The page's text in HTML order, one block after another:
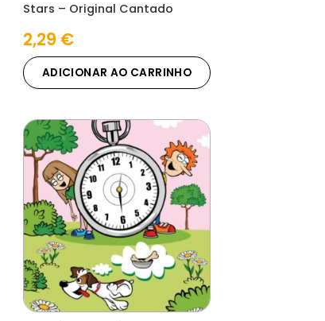
Stars – Original Cantado
2,29 €
ADICIONAR AO CARRINHO